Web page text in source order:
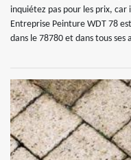
inquiétez pas pour les prix, car
Entreprise Peinture WDT 78
dans le 78780 et dans tous ses